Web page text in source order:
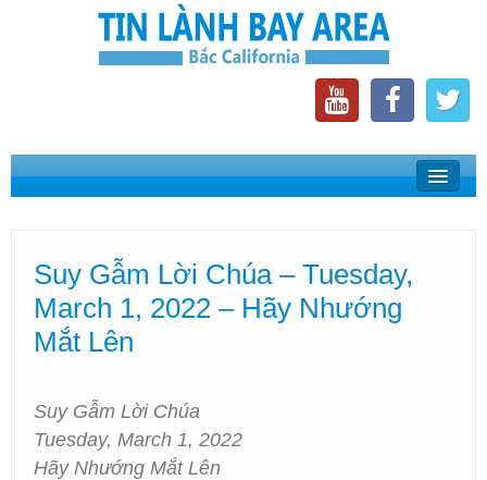
Home
Phát Thanh Tin Lành Bay Area
Các Hội Thánh Bắc California
Suy Gẫm Lời Chúa – Tuesday,
March 1, 2022 – Hãy Nhướng
Mắt Lên
Suy Gẫm Lời Chúa
Tuesday, March 1, 2022
Hãy Nhướng Mắt Lên